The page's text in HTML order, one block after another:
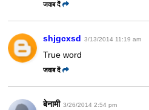
जवाब दें
shjgcxsd 3/13/2014 11:19 am
True word
जवाब दें
बेनामी 3/26/2014 2:54 pm